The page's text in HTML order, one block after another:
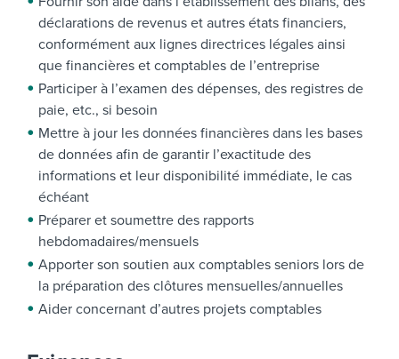
déclarations de revenus et autres états financiers,
conformément aux lignes directrices légales ainsi
que financières et comptables de l’entreprise
Participer à l’examen des dépenses, des registres de
paie, etc., si besoin
Mettre à jour les données financières dans les bases
de données afin de garantir l’exactitude des
informations et leur disponibilité immédiate, le cas
échéant
Préparer et soumettre des rapports
hebdomadaires/mensuels
Apporter son soutien aux comptables seniors lors de
la préparation des clôtures mensuelles/annuelles
Aider concernant d’autres projets comptables